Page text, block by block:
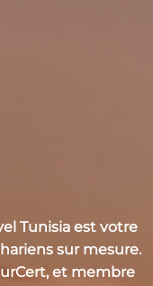
Tunisia est votre
sur mesure.
, et membre